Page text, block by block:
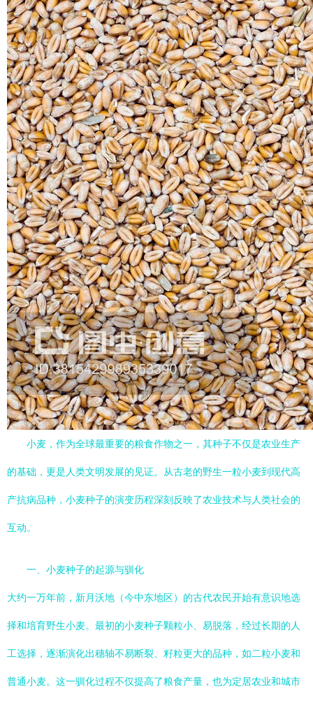
小麦，作为全球最重要的粮食作物之一，其种子不仅是农业生产
的基础，更是人类文明发展的见证。从古老的野生一粒小麦到现代高
产抗病品种，小麦种子的演变历程深刻反映了农业技术与人类社会的
互动。
一、小麦种子的起源与驯化
大约一万年前，新月沃地（今中东地区）的古代农民开始有意识地选
择和培育野生小麦。最初的小麦种子颗粒小、易脱落，经过长期的人
工选择，逐渐演化出穗轴不易断裂、籽粒更大的品种，如二粒小麦和
普通小麦。这一驯化过程不仅提高了粮食产量，也为定居农业和城市